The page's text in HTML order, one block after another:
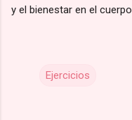
y el bienestar en el cuerpo.
Ejercicios